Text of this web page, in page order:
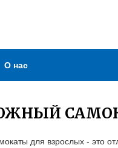
О нас
для взрослых - это